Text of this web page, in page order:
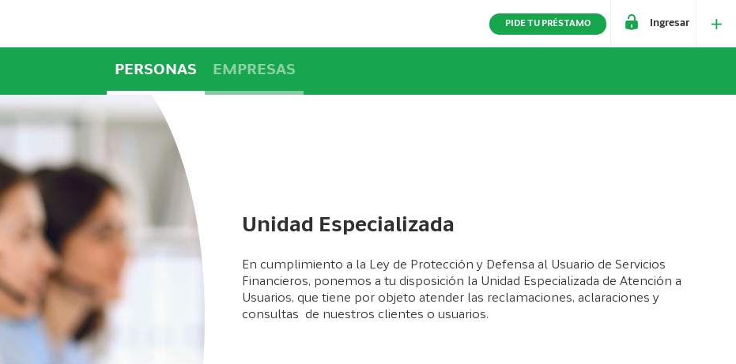
PIDE TU PRÉSTAMO Ingresar
PERSONAS EMPRESAS
Unidad Especializada
En cumplimiento a la Ley de Protección y Defensa al Usuario de Servicios
Financieros, ponemos a tu disposición la Unidad Especializada de Atención a
Usuarios, que tiene por objeto atender las reclamaciones, aclaraciones y
consultas de nuestros clientes o usuarios.